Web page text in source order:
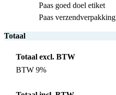
Paas goed doel etiket
Paas verzendverpakking
Totaal
Totaal excl. BTW
BTW 9%